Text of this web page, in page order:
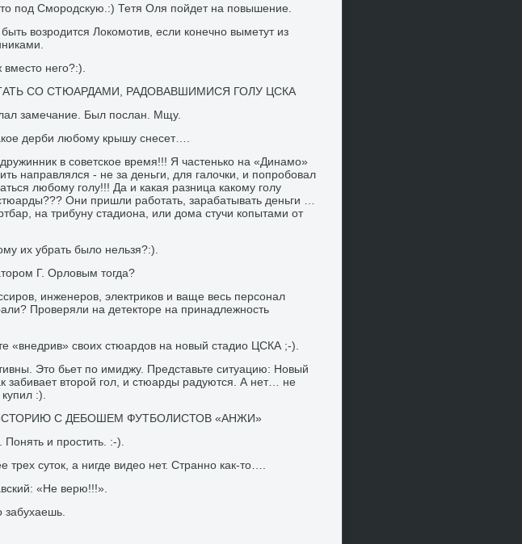
под Смородскую.:) Тетя Оля пойдет на повышение.
возродится Локомотив, если конечно выметут из
него?:).
СО СТЮАРДАМИ, РАДОВАВШИМИСЯ ГОЛУ ЦСКА
замечание. Был послан. Мщу.
дерби любому крышу снесет….
в советское время!!! Я частенько на «Динамо»
направлялся - не за деньги, для галочки, и попробовал
любому голу!!! Да и какая разница какому голу
Они пришли работать, зарабатывать деньги …
на трибуну стадиона, или дома стучи копытами от
их убрать было нельзя?:).
Г. Орловым тогда?
инженеров, электриков и ваще весь персонал
Проверяли на детекторе на принадлежность
«внедрив» своих стюардов на новый стадио ЦСКА ;-).
Это бьет по имиджу. Представьте ситуацию: Новый
забивает второй гол, и стюарды радуются. А нет… не
:).
С ДЕБОШЕМ ФУТБОЛИСТОВ «АНЖИ»
и простить. :-).
суток, а нигде видео нет. Странно как-то….
«Не верю!!!».
забухаешь.